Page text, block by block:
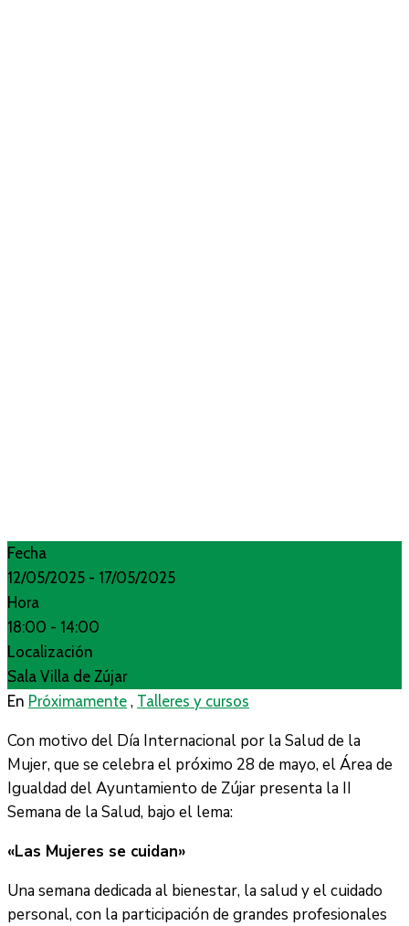
Fecha
12/05/2025 - 17/05/2025
Hora
18:00 - 14:00
Localización
Sala Villa de Zújar
En Próximamente , Talleres y cursos
Con motivo del Día Internacional por la Salud de la
Mujer, que se celebra el próximo 28 de mayo, el Área de
Igualdad del Ayuntamiento de Zújar presenta la II
Semana de la Salud, bajo el lema:
«Las Mujeres se cuidan»
Una semana dedicada al bienestar, la salud y el cuidado
personal, con la participación de grandes profesionales